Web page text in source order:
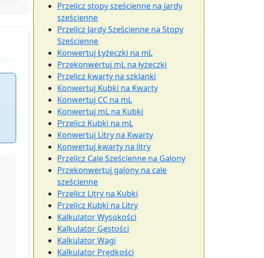
Przelicz stopy sześcienne na jardy
sześcienne
Przelicz Jardy Sześcienne na Stopy
Sześcienne
Konwertuj Łyżeczki na mL
Przekonwertuj mL na łyżeczki
Przelicz kwarty na szklanki
Konwertuj Kubki na Kwarty
Konwertuj CC na mL
Konwertuj mL na Kubki
Przelicz Kubki na mL
Konwertuj Litry na Kwarty
Konwertuj kwarty na litry
Przelicz Cale Sześcienne na Galony
Przekonwertuj galony na cale
sześcienne
Przelicz Litry na Kubki
Przelicz Kubki na Litry
Kalkulator Wysokości
Kalkulator Gęstości
Kalkulator Wagi
Kalkulator Prędkości